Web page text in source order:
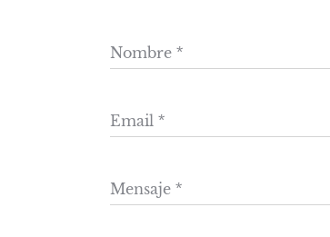
Nombre
Email
Mensaje